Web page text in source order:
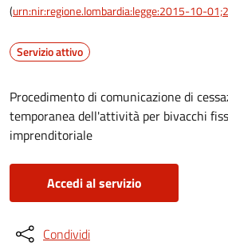
(urn:nir:regione.lombardia:legge:2015-10-
Servizio attivo
Procedimento di comunicazione di
temporanea dell'attività per bivacchi
imprenditoriale
Accedi al servizio
Condividi